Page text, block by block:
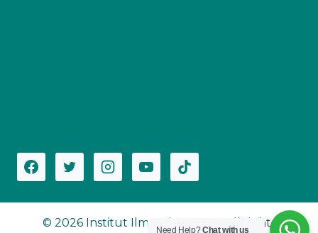
© 2026 Institut Ilmu Al-Qur'an - All rights
Need Help?Chat with us